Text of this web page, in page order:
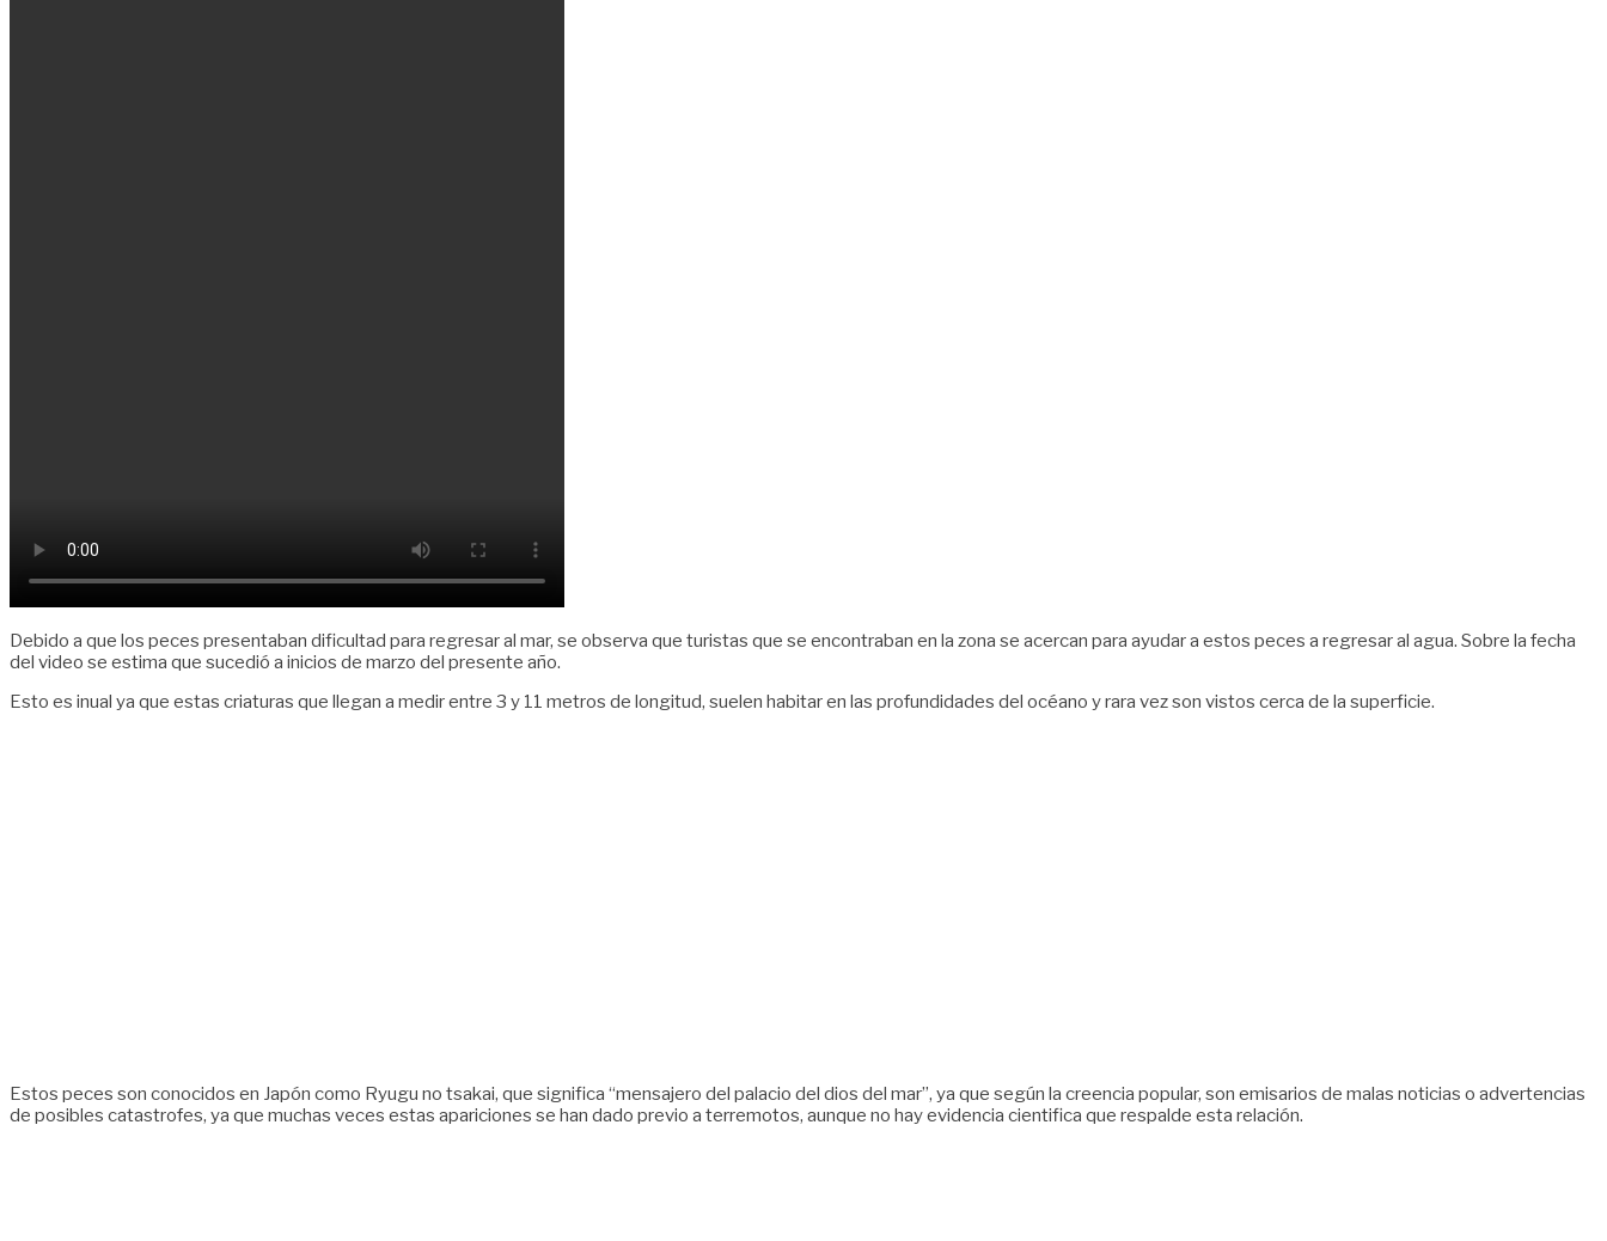
Debido a que los peces presentaban dificultad para regresar al mar, se observa que turistas que se encontraban en la zona se acercan para ayudar a estos peces a regresar al agua. Sobre la fecha
del video se estima que sucedió a inicios de marzo del presente año.
Esto es inual ya que estas criaturas que llegan a medir entre 3 y 11 metros de longitud, suelen habitar en las profundidades del océano y rara vez son vistos cerca de la superficie.
Estos peces son conocidos en Japón como Ryugu no tsakai, que significa “mensajero del palacio del dios del mar”, ya que según la creencia popular, son emisarios de malas noticias o advertencias
de posibles catastrofes, ya que muchas veces estas apariciones se han dado previo a terremotos, aunque no hay evidencia cientifica que respalde esta relación.